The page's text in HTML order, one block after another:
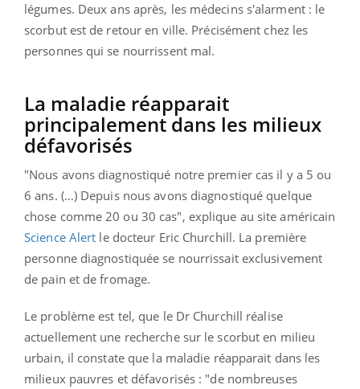
légumes. Deux ans après, les médecins s'alarment : le
scorbut est de retour en ville. Précisément chez les
personnes qui se nourrissent mal.
La maladie réapparait
principalement dans les milieux
défavorisés
"Nous avons diagnostiqué notre premier cas il y a 5 ou
6 ans. (…) Depuis nous avons diagnostiqué quelque
chose comme 20 ou 30 cas", explique au site américain
Science Alert le docteur Eric Churchill. La première
personne diagnostiquée se nourrissait exclusivement
de pain et de fromage.
Le problème est tel, que le Dr Churchill réalise
actuellement une recherche sur le scorbut en milieu
urbain, il constate que la maladie réapparait dans les
milieux pauvres et défavorisés : "de nombreuses